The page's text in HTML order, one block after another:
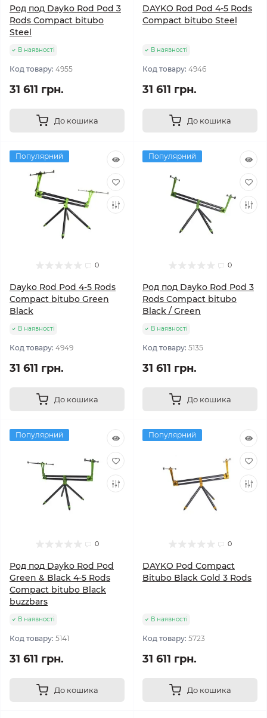
Род под Dayko Rod Pod 3
Rods Compact bitubo
Steel
В наявності
Код товару: 4955
31 611 грн.
До кошика
DAYKO Rod Pod 4-5 Rods
Compact bitubo Steel
В наявності
Код товару: 4946
31 611 грн.
До кошика
Популярний
0
Dayko Rod Pod 4-5 Rods
Compact bitubo Green
Black
В наявності
Код товару: 4949
31 611 грн.
До кошика
Популярний
0
Род под Dayko Rod Pod 3
Rods Compact bitubo
Black / Green
В наявності
Код товару: 5135
31 611 грн.
До кошика
Популярний
0
Род под Dayko Rod Pod
Green & Black 4-5 Rods
Compact bitubo Black
buzzbars
В наявності
Код товару: 5141
31 611 грн.
До кошика
Популярний
0
DAYKO Pod Compact
Bitubo Black Gold 3 Rods
В наявності
Код товару: 5723
31 611 грн.
До кошика